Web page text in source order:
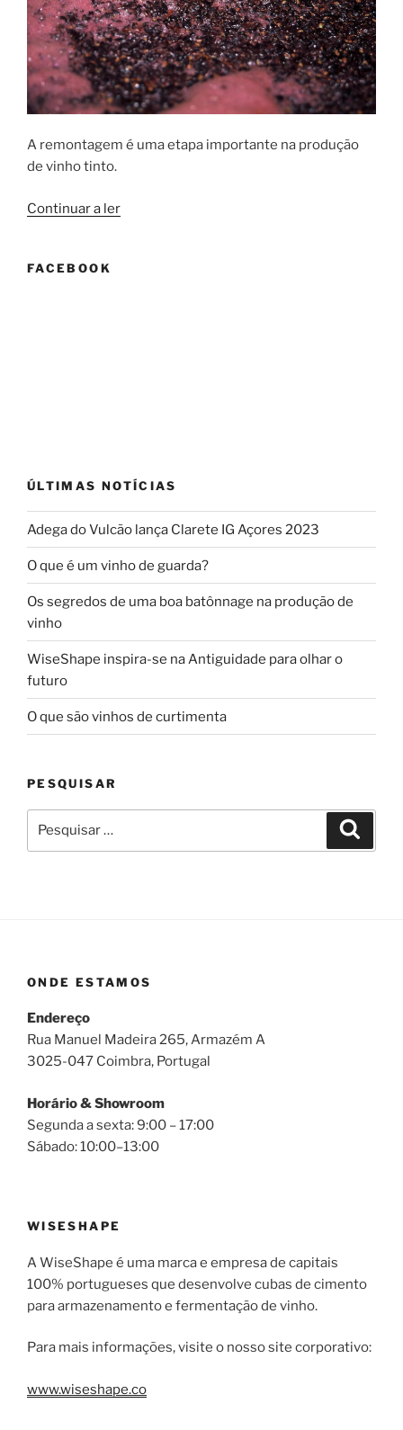
A remontagem é uma etapa importante na produção
de vinho tinto.
Continuar a ler“O
FACEBOOK
ÚLTIMAS NOTÍCIAS
Adega do Vulcão lança Clarete IG Açores 2023
O que é um vinho de guarda?
Os segredos de uma boa batônnage na produção de
vinho
WiseShape inspira-se na Antiguidade para olhar o
futuro
O que são vinhos de curtimenta
PESQUISAR
por:
ONDE ESTAMOS
Endereço
Rua Manuel Madeira 265, Armazém A
3025-047 Coimbra, Portugal
Horário & Showroom
Segunda a sexta: 9:00 – 17:00
Sábado: 10:00–13:00
WISESHAPE
A WiseShape é uma marca e empresa de capitais
100% portugueses que desenvolve cubas de cimento
para armazenamento e fermentação de vinho.
Para mais informações, visite o nosso site corporativo:
www.wiseshape.co